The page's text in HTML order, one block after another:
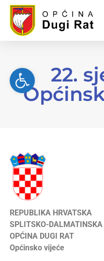
22.
REPUBLIKA HRVATSKA
SPLITSKO-
OPĆINA DUGI RAT
Općinsko vijeće
Open toolbar